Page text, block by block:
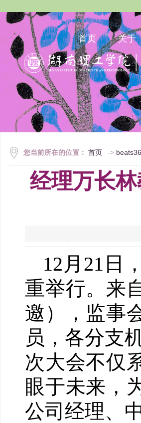
首页 关于
您当前所在的位置： 首页 ->
经理万长
12月21日
重举行。来
邀），监事
员，各分支
次大会不仅
眼于未来，
公司经理、